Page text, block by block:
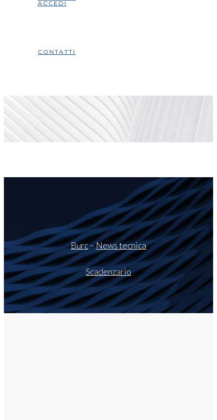
ACCEDI
CONTATTI
Burc–News tecnica
Scadenzario